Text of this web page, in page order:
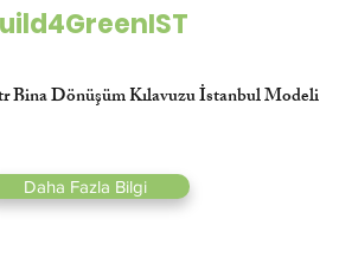
Bina Dönüşüm Kılavuzu İstanbul Modeli
Daha Fazla Bilgi